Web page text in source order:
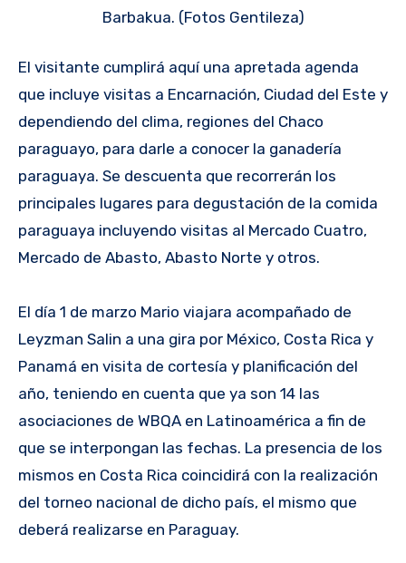
Barbakua. (Fotos Gentileza)
El visitante cumplirá aquí una apretada agenda
que incluye visitas a Encarnación, Ciudad del Este y
dependiendo del clima, regiones del Chaco
paraguayo, para darle a conocer la ganadería
paraguaya. Se descuenta que recorrerán los
principales lugares para degustación de la comida
paraguaya incluyendo visitas al Mercado Cuatro,
Mercado de Abasto, Abasto Norte y otros.
El día 1 de marzo Mario viajara acompañado de
Leyzman Salin a una gira por México, Costa Rica y
Panamá en visita de cortesía y planificación del
año, teniendo en cuenta que ya son 14 las
asociaciones de WBQA en Latinoamérica a fin de
que se interpongan las fechas. La presencia de los
mismos en Costa Rica coincidirá con la realización
del torneo nacional de dicho país, el mismo que
deberá realizarse en Paraguay.